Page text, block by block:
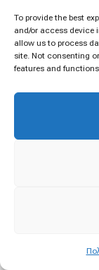
To provide the best
and/or access device
allow us to process
site. Not consenting
features and